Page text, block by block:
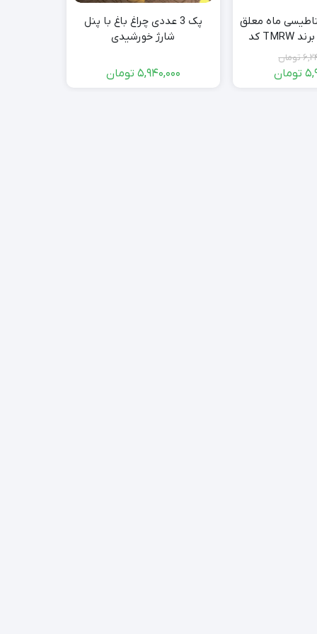
ماه معلق
چاپ 3بعدی برند TMRW کد
تومان
تومان
پک 3 عددی چراغ باغ با پنل
شارژ خورشیدی
5,940,000 تومان